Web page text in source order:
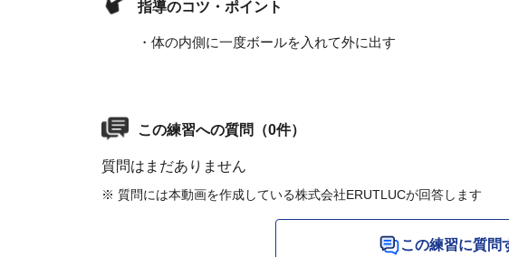
指導のコツ・ポイント
・体の内側に一度ボールを入れて外に出す
この練習への質問（0件）
質問はまだありません
※ 質問には本動画を作成している株式会社ERUTLUCが回答します
この練習に質問